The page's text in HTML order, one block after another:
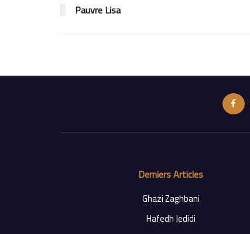
Pauvre Lisa
Derniers Articles
Ghazi Zaghbani
Hafedh Jedidi